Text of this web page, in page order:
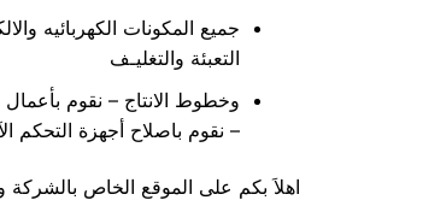
جميع المكونات الكهربائيه
التعبئة والتغليـف
وخطوط الانتاج – نقوم بأعمال
– نقوم باصلاح أجهزة التحكم
اهلاَ بكم على الموقع الخاص بالشركة